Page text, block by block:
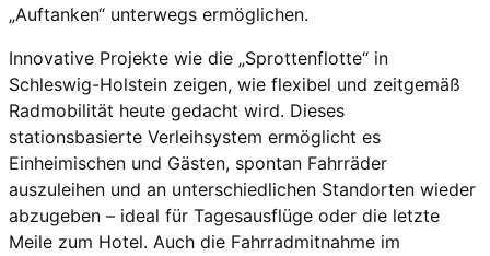
„Auftanken“ unterwegs ermöglichen.
Innovative Projekte wie die „Sprottenflotte“ in
Schleswig-Holstein zeigen, wie flexibel und zeitgemäß
Radmobilität heute gedacht wird. Dieses
stationsbasierte Verleihsystem ermöglicht es
Einheimischen und Gästen, spontan Fahrräder
auszuleihen und an unterschiedlichen Standorten wieder
abzugeben – ideal für Tagesausflüge oder die letzte
Meile zum Hotel. Auch die Fahrradmitnahme im